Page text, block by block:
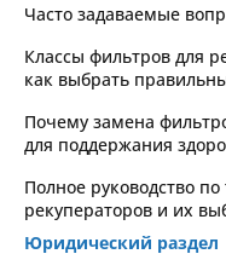
Часто задаваемые
Классы фильтров для
как выбрать
Почему замена
для поддержания
Полное руководство
рекуператоров и их
Юридический раздел